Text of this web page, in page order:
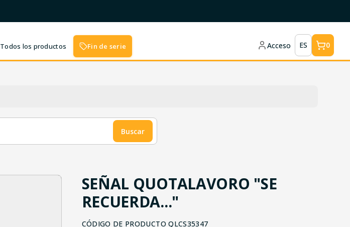
Todos los productos Fin de serie Acceso ES 0
Buscar
SEÑAL QUOTALAVORO "SE
RECUERDA..."
CÓDIGO DE PRODUCTO QLCS35347